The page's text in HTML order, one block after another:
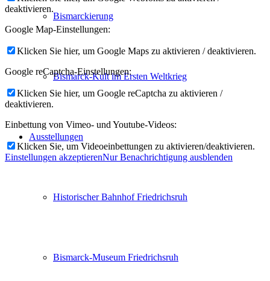
Bismarckierung
Bismarck-Kult im Ersten Weltkrieg
Ausstellungen
Historischer Bahnhof Friedrichsruh
Bismarck-Museum Friedrichsruh
deaktivieren.
Google Map-Einstellungen:
Klicken Sie hier, um Google Maps zu aktivieren / deaktivieren.
Google reCaptcha-Einstellungen:
Klicken Sie hier, um Google reCaptcha zu aktivieren /
deaktivieren.
Einbettung von Vimeo- und Youtube-Videos:
Klicken Sie, um Videoeinbettungen zu aktivieren/deaktivieren.
Einstellungen akzeptierenNur Benachrichtigung ausblenden